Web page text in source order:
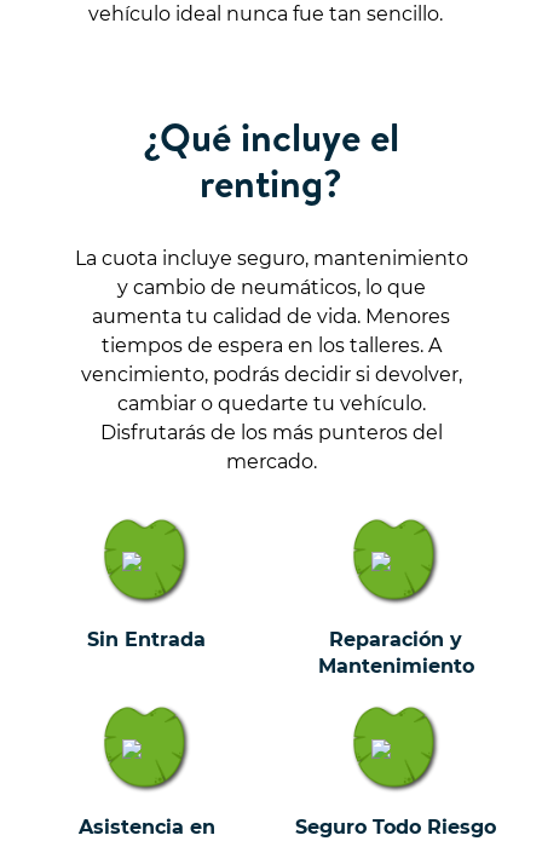
vehículo ideal nunca fue tan sencillo.
¿Qué incluye el
renting?
La cuota incluye seguro, mantenimiento
y cambio de neumáticos, lo que
aumenta tu calidad de vida. Menores
tiempos de espera en los talleres. A
vencimiento, podrás decidir si devolver,
cambiar o quedarte tu vehículo.
Disfrutarás de los más punteros del
mercado.
Sin Entrada
Reparación y
Mantenimiento
Asistencia en
Seguro Todo Riesgo